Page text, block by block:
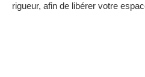
rigueur, afin de libérer votre